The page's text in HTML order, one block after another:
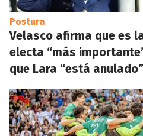
Postura
Velasco afirma que es
electa “más
que Lara “está anulado”